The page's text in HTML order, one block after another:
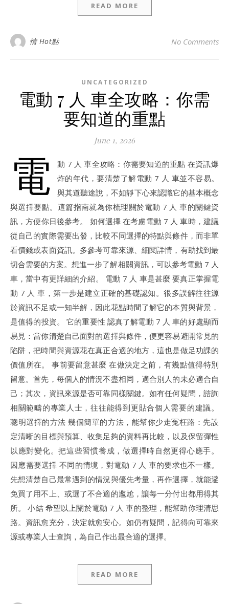
READ MORE
情 Hot點 No Comments
UNCATEGORIZED
電動 7 人 車全攻略：你需
要知道的重點
June 1, 2026
電
動 7 人 車全攻略：你需要知道的重點 在資訊爆
炸的年代，要清楚了解電動 7 人 車並不容易。
與其道聽途說，不如靜下心來認識它的基本概念
與選擇要點。這篇指南就為你梳理關於電動 7 人 車的關鍵資
訊，方便你日後參考。 如何選擇 在考慮電動 7 人 車時，建議
從自己的實際需要出發，比較不同選擇的特點與條件，而非單
看價錢或表面資訊。多參考可靠來源、細閱詳情，有助找到最
切合需要的方案。想進一步了解相關資訊，可以參考電動 7 人
車，當中有更詳細的介紹。 電動 7 人 車是甚麼 要真正掌握電
動 7 人 車，第一步是建立正確的基礎認知。很多誤解往往源
於資訊不足或一知半解，因此花點時間了解它的本質與背景，
是值得的投資。 它的重要性 認真了解電動 7 人 車的好處顯而
易見：當你清楚自己面對的選擇與條件，便更容易避開常見的
陷阱，把時間與資源花在真正合適的地方，這也是做足功課的
價值所在。 事前要留意甚麼 在做決定之前，有幾點值得特別
留意。首先，每個人的情況不盡相同，適合別人的未必適合自
己；其次，資訊來源是否可靠同樣關鍵。如有任何疑問，諮詢
相關範疇的專業人士，往往能得到更貼合個人需要的建議。
聰明選擇的方法 幾個簡單的方法，能幫你少走冤枉路：先設
定清晰的目標與預算、收集足夠的資料再比較，以及保留彈性
以應對變化。把這些習慣養成，做選擇時自然更得心應手。
因應需要選擇 不同的情境，對電動 7 人 車的要求也不一樣。
先想清楚自己最常遇到的情況與優先考量，再作選擇，就能避
免買了用不上、或選了不合適的尷尬，讓每一分付出都用得其
所。 小結 希望以上關於電動 7 人 車的整理，能幫助你理清思
路。資訊愈充分，決定就愈安心。如仍有疑問，記得向可靠來
源或專業人士查詢，為自己作出最合適的選擇。
READ MORE